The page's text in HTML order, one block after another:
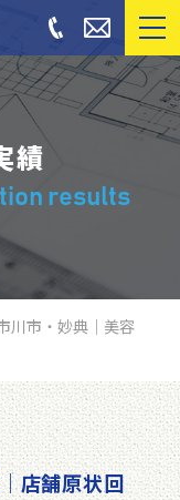
績
results
川市・妙典｜美容
店舗原状回